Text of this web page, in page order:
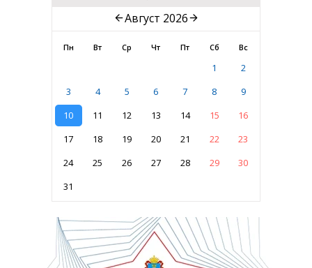
Август 2026
Пн Вт Ср Чт Пт Сб Вс
1
2
3
4 5 6 7 8
9
10
11 12 13 14 15
16
17
18 19 20 21 22
23
24
25 26 27 28 29
30
31